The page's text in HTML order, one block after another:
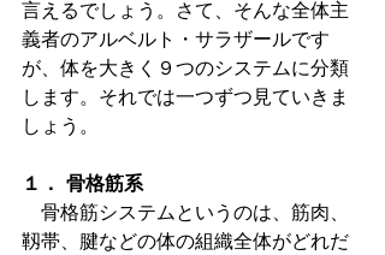
言えるでしょう。さて、そんな全体主
義者のアルベルト・サラザールです
が、体を大きく９つのシステムに分類
します。それでは一つずつ見ていきま
しょう。
１． 骨格筋系
骨格筋システムというのは、筋肉、
靱帯、腱などの体の組織全体がどれだ